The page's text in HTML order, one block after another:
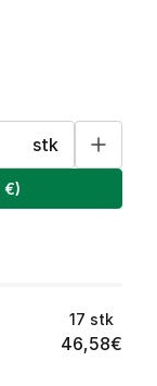
stk
€)
17 stk
46,58€